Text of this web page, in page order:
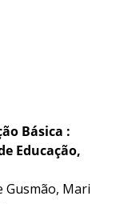
Básica :
Educação,
Gusmão, Mari